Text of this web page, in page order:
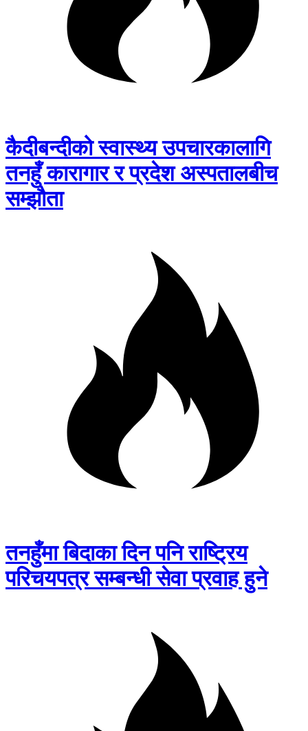
कैदीबन्दीको स्वास्थ्य उपचारकालागि
तनहुँ कारागार र प्रदेश अस्पतालबीच
सम्झौता
तनहुँमा बिदाका दिन पनि राष्ट्रिय
परिचयपत्र सम्बन्धी सेवा प्रवाह हुने